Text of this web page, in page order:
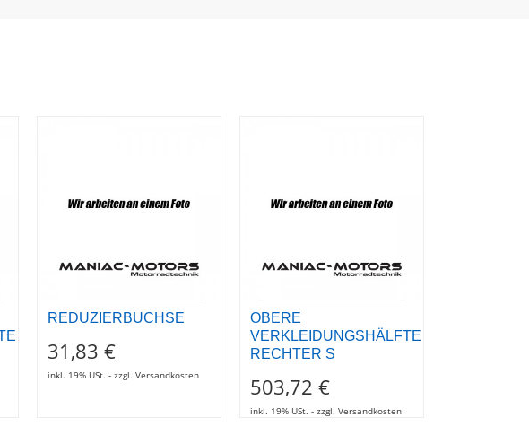
REDUZIERBUCHSE
31,83 €
inkl. 19% USt. - zzgl. Versandkosten
OBERE
VERKLEIDUNGSHÄLFTE
RECHTER S
503,72 €
inkl. 19% USt. - zzgl. Versandkosten